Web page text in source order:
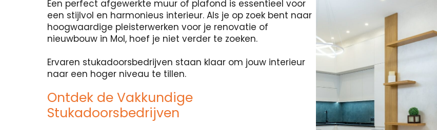
Een perfect afgewerkte muur of plafond is essentieel voor
een stijlvol en harmonieus interieur. Als je op zoek bent naar
hoogwaardige pleisterwerken voor je renovatie of
nieuwbouw in Mol, hoef je niet verder te zoeken.
Ervaren stukadoorsbedrijven staan klaar om jouw interieur
naar een hoger niveau te tillen.
Ontdek de Vakkundige
Stukadoorsbedrijven